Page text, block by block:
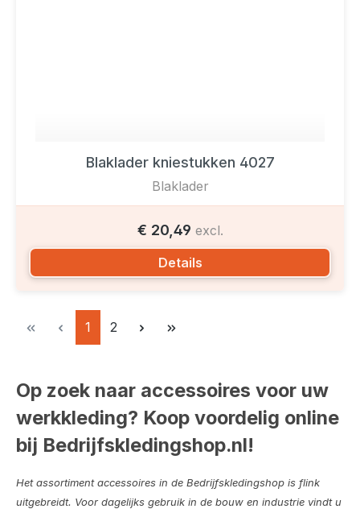
Blaklader kniestukken 4027
Blaklader
€ 20,49 excl.
Details
Pagina
1 Pagina
2
Op zoek naar accessoires voor uw
werkkleding? Koop voordelig online
bij Bedrijfskledingshop.nl!
Het assortiment accessoires in de Bedrijfskledingshop is flink
uitgebreidt. Voor dagelijks gebruik in de bouw en industrie vindt u